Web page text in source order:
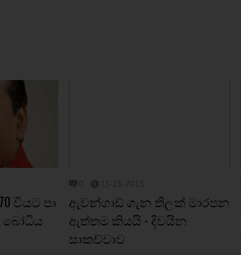
වියට පා
බෝධිය
ඇවන්ගාඩ් ගැන තිලක්‌ මාරපන
ඇත්තම කියයි - දිවයින
සාකච්චාව